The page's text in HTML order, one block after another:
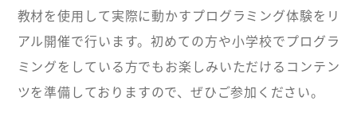
教材を使用して実際に動かすプログラミング体験をリ
アル開催で行います。初めての方や小学校でプログラ
ミングをしている方でもお楽しみいただけるコンテン
ツを準備しておりますので、ぜひご参加ください。